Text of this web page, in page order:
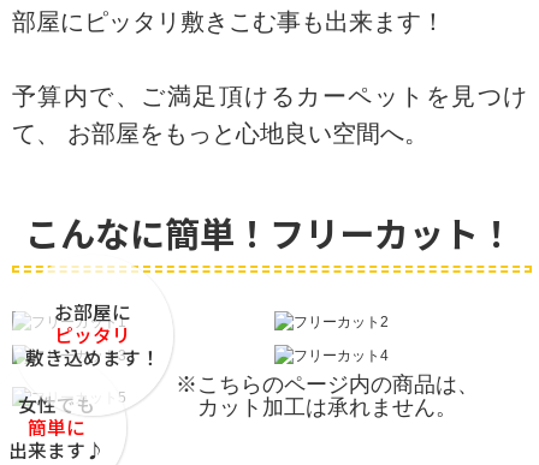
部屋にピッタリ敷きこむ事も出来ます！
予算内で、ご満足頂けるカーペットを見つけ
て、
お部屋をもっと心地良い空間へ。
こんなに簡単！フリーカット！
女性でも
簡単に
出来ます♪
お部屋に
ピッタリ
敷き込めます！
※こちらのページ内の商品は、
カット加工は承れません。